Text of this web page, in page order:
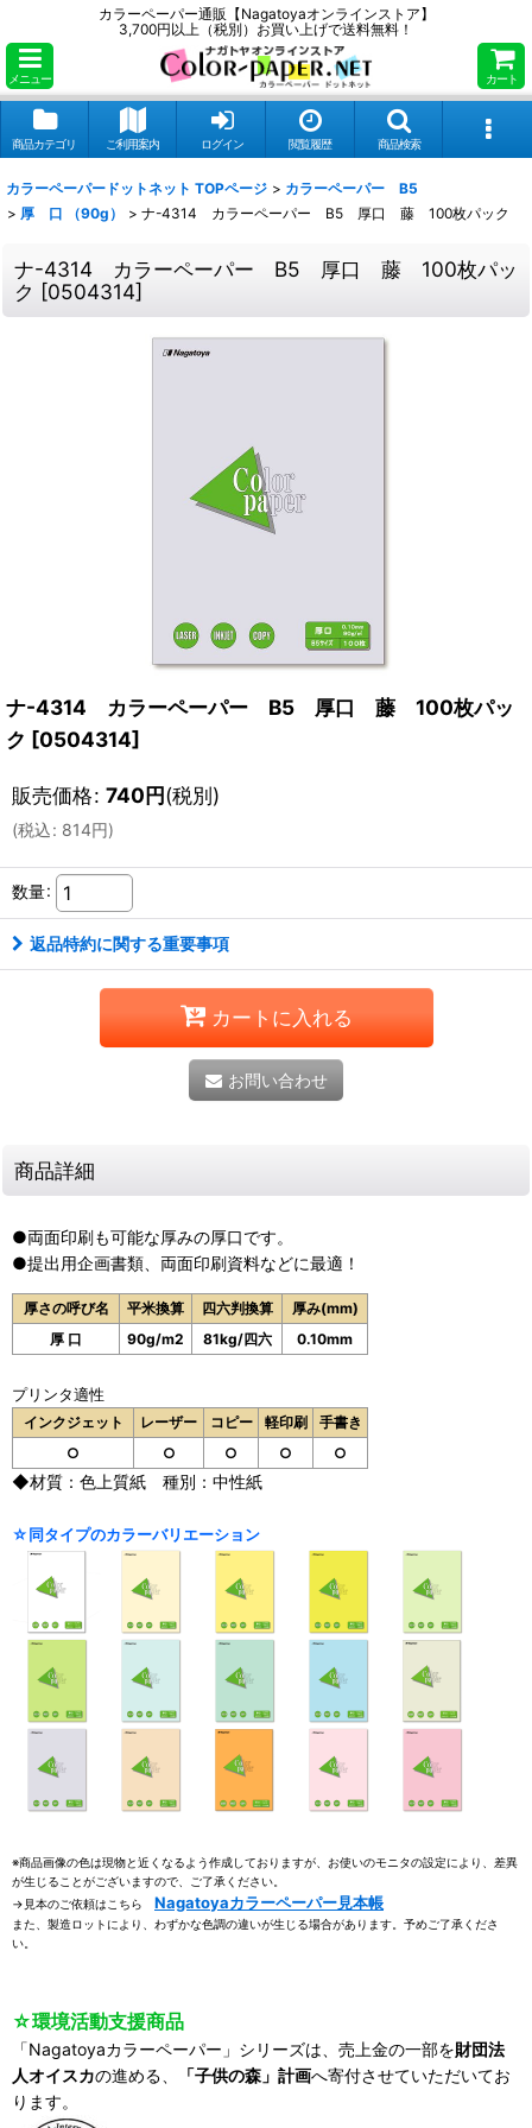
カラーペーパー通販【Nagatoyaオンラインストア】
3,700円以上（税別）お買い上げで送料無料！
メニュー カート
商品カテゴリ ご利用案内 ログイン 閲覧履歴 商品検索
カラーペーパードットネット TOPページ > カラーペーパー B5
> 厚 口 （90g） > ナ-4314 カラーペーパー B5 厚口 藤 100枚パック
ナ-4314 カラーペーパー B5 厚口 藤 100枚パッ
ク [0504314]
ナ-4314 カラーペーパー B5 厚口 藤 100枚パッ
ク [0504314]
販売価格: 740円(税別)
(税込: 814円)
数量:
返品特約に関する重要事項
カートに入れる
お問い合わせ
商品詳細
●両面印刷も可能な厚みの厚口です。
●提出用企画書類、両面印刷資料などに最適！
厚さの呼び名 平米換算 四六判換算
厚み(mm)
厚 口
90g/m2 81kg/四六 0.10mm
プリンタ適性
インクジェット レーザー コピー 軽印刷
手書き
○
○ ○ ○ ○
◆材質：色上質紙 種別：中性紙
☆同タイプのカラーバリエーション
※商品画像の色は現物と近くなるよう作成しておりますが、お使いのモニタの設定により、差異
が生じることがございますので、ご了承ください。
→見本のご依頼はこちら Nagatoyaカラーペーパー見本帳
また、製造ロットにより、わずかな色調の違いが生じる場合があります。予めご了承くださ
い。
☆環境活動支援商品
「Nagatoyaカラーペーパー」シリーズは、売上金の一部を財団法
人オイスカの進める、 「子供の森」計画へ寄付させていただいてお
ります。